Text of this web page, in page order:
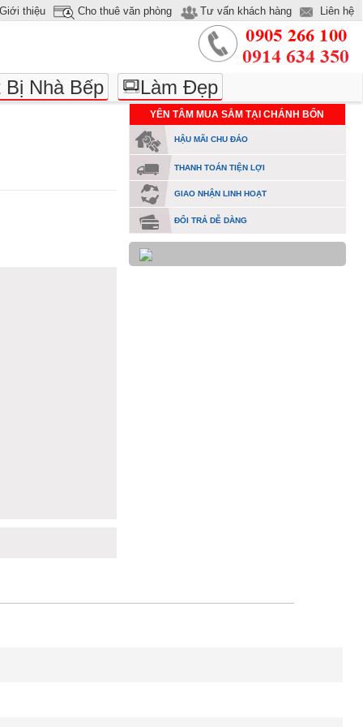
Liên hệ
Giới thiệu Cho thuê văn phòng Tư vấn khách hàng
Bị Nhà Bếp Làm Đẹp
YÊN TÂM MUA SẮM TẠI CHÁNH BỔN
HẬU MÃI CHU ĐÁO
THANH TOÁN TIỆN LỢI
GIAO NHẬN LINH HOẠT
ĐỔI TRẢ DỄ DÀNG